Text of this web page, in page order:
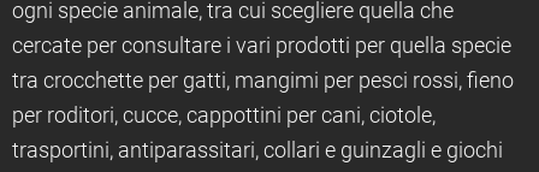
ogni specie animale, tra cui scegliere quella che
cercate per consultare i vari prodotti per quella specie
tra crocchette per gatti, mangimi per pesci rossi, fieno
per roditori, cucce, cappottini per cani, ciotole,
trasportini, antiparassitari, collari e guinzagli e giochi